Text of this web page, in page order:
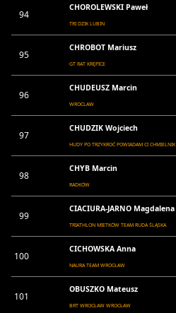
94
CHOROLEWSKI Paweł
TRI DZIK LUBIN
95
CHROBOT Mariusz
GT RAT KRĘPICE
96
CHUDEUSZ Marcin
WROCLAW
97
CHUDZIK Wojciech
HUDY PO TRZYKROĆ POWIADAM CI CHMIELNIK
98
CHYB Marcin
RADKÓW
99
CIACIURA-JARNO Magdalena
TRIATHLON MIETKÓW TEAM RUDA ŚLĄSKA
100
CICHOWSKA Anna
NAURA TEAM WROCŁAW
101
OBUSZKO Mateusz
BRT WROCŁAW WROCŁAW